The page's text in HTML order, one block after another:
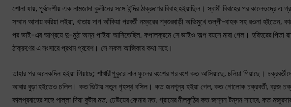
শোনা যায়, পূর্বদেশীয় এক নামজাদা কুলীনের সঙ্গে ইন্দির ঠাক্‌রুণের বিবাহ হইয়াছিল। স্বামী বিবাহের পর
সম্মান আদায় করিয়া লইয়া, খাতায় দাগ আঁকিয়া পরবর্তী নম্বরের শ্বশুরবাড়ী অভিমুখে তল্‌পী-বাহক সহ রওনা হইতেন,
পর ভাই-এর আশ্রয়ে দু-মুঠা অন্ন পাইয়া আসিতেছিল, কপালক্রমে সে ভাইও অল্প বয়সে মারা গেল। হরিহরের পিতা
ঠাক্‌রুণের এ সংসারে প্রথম প্রবেশ। সে সকল আজিকার কথা নহে।
তাহার পর অনেকদিন হইয়া গিয়াছে; শাঁখারীপুকুরে নাল ফুলের বংশের পর বংশ কত আসিয়াছে, চলিয়া গিয়াছে।
আবার বুড়া হইতেও চলিল। কত ভিটায় নতুন গৃহস্থ বসিল। কত জনশূন্য হইয়া গেল, কত গোলোক চক্রবর্তী, ব্রজ
কালপ্রবাহের সঙ্গে পাল্লা দিয়া কুটার মত, ঢেউয়ের ফেনার মত, গ্রামের নীলকুঠির কত জন্‌সন টম্‌সন সাহেব, কত